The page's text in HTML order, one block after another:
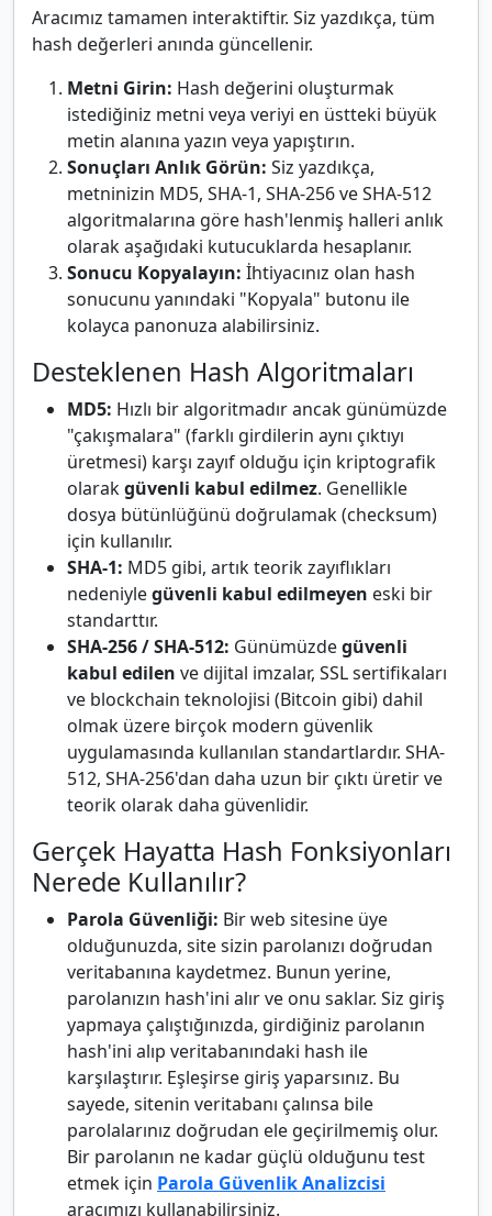
Aracımız tamamen interaktiftir. Siz yazdıkça, tüm
hash değerleri anında güncellenir.
Metni Girin: Hash değerini oluşturmak
istediğiniz metni veya veriyi en üstteki büyük
metin alanına yazın veya yapıştırın.
Sonuçları Anlık Görün: Siz yazdıkça,
metninizin MD5, SHA-1, SHA-256 ve SHA-512
algoritmalarına göre hash'lenmiş halleri anlık
olarak aşağıdaki kutucuklarda hesaplanır.
Sonucu Kopyalayın: İhtiyacınız olan hash
sonucunu yanındaki "Kopyala" butonu ile
kolayca panonuza alabilirsiniz.
Desteklenen Hash Algoritmaları
MD5: Hızlı bir algoritmadır ancak günümüzde
"çakışmalara" (farklı girdilerin aynı çıktıyı
üretmesi) karşı zayıf olduğu için kriptografik
olarakgüvenli kabul edilmez. Genellikle
dosya bütünlüğünü doğrulamak (checksum)
için kullanılır.
SHA-1: MD5 gibi, artık teorik zayıflıkları
nedeniylegüvenli kabul edilmeyen eski bir
standarttır.
SHA-256 / SHA-512: Günümüzdegüvenli
kabul edilen ve dijital imzalar, SSL sertifikaları
ve blockchain teknolojisi (Bitcoin gibi) dahil
olmak üzere birçok modern güvenlik
uygulamasında kullanılan standartlardır. SHA-
512, SHA-256'dan daha uzun bir çıktı üretir ve
teorik olarak daha güvenlidir.
Gerçek Hayatta Hash Fonksiyonları
Nerede Kullanılır?
Parola Güvenliği: Bir web sitesine üye
olduğunuzda, site sizin parolanızı doğrudan
veritabanına kaydetmez. Bunun yerine,
parolanızın hash'ini alır ve onu saklar. Siz giriş
yapmaya çalıştığınızda, girdiğiniz parolanın
hash'ini alıp veritabanındaki hash ile
karşılaştırır. Eşleşirse giriş yaparsınız. Bu
sayede, sitenin veritabanı çalınsa bile
parolalarınız doğrudan ele geçirilmemiş olur.
Bir parolanın ne kadar güçlü olduğunu test
etmek için Parola Güvenlik Analizcisi
aracımızı kullanabilirsiniz.